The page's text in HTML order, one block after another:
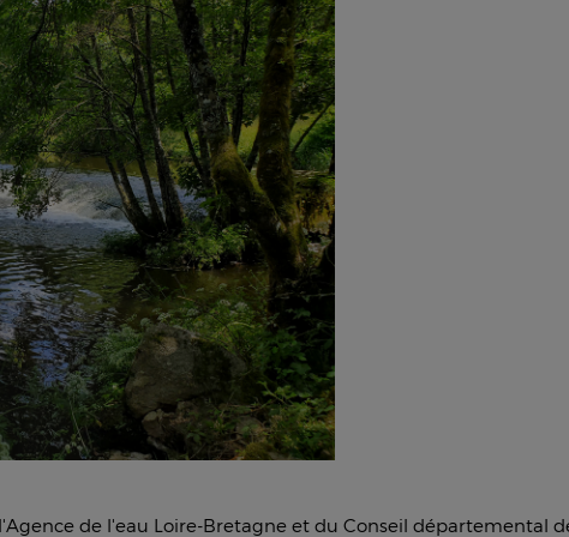
de l'eau Loire-Bretagne et du Conseil départemental